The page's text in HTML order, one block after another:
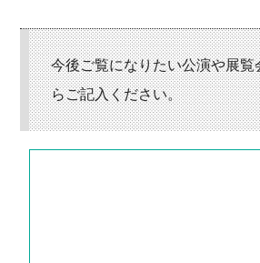
今後ご覧になりたい公演や展覧
らご記入ください。